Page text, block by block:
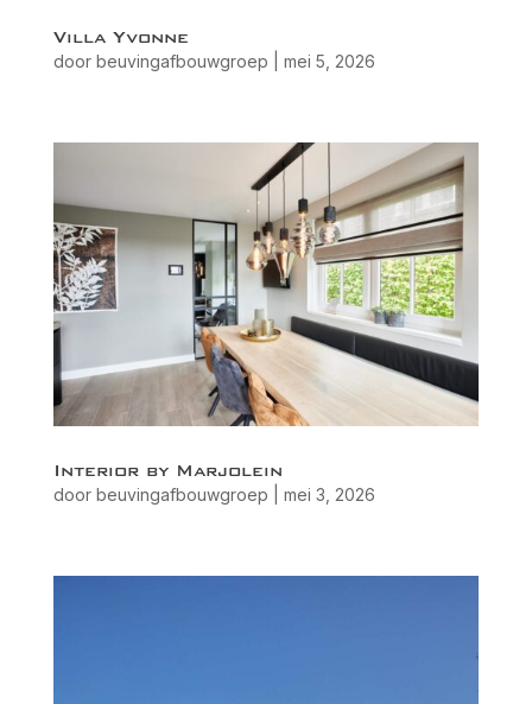
Villa Yvonne
door beuvingafbouwgroep mei 5, 2026
Interior by Marjolein
door beuvingafbouwgroep mei 3, 2026